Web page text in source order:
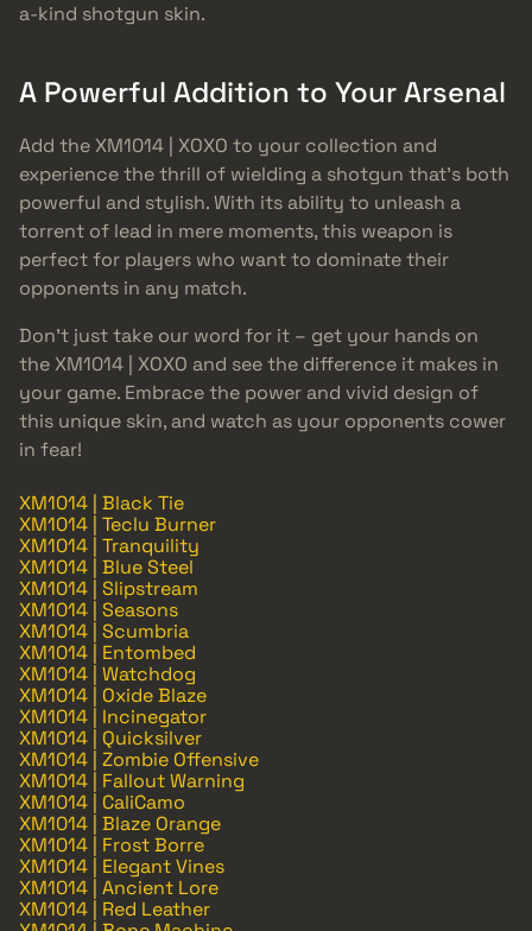
a-kind shotgun skin.
A Powerful Addition to Your Arsenal
Add the XM1014 | XOXO to your collection and
experience the thrill of wielding a shotgun that’s both
powerful and stylish. With its ability to unleash a
torrent of lead in mere moments, this weapon is
perfect for players who want to dominate their
opponents in any match.
Don’t just take our word for it – get your hands on
the XM1014 | XOXO and see the difference it makes in
your game. Embrace the power and vivid design of
this unique skin, and watch as your opponents cower
in fear!
XM1014 | Black Tie
XM1014 | Teclu Burner
XM1014 | Tranquility
XM1014 | Blue Steel
XM1014 | Slipstream
XM1014 | Seasons
XM1014 | Scumbria
XM1014 | Entombed
XM1014 | Watchdog
XM1014 | Oxide Blaze
XM1014 | Incinegator
XM1014 | Quicksilver
XM1014 | Zombie Offensive
XM1014 | Fallout Warning
XM1014 | CaliCamo
XM1014 | Blaze Orange
XM1014 | Frost Borre
XM1014 | Elegant Vines
XM1014 | Ancient Lore
XM1014 | Red Leather